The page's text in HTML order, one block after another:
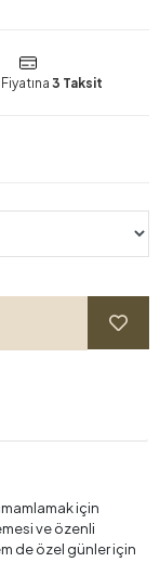
3 Taksit
için
ve özenli
de özel günler için